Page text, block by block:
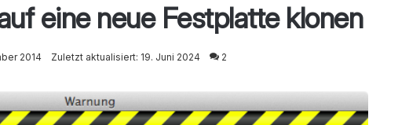
eine neue Festplatte klonen
2014 Zuletzt aktualisiert: 19. Juni 2024 2